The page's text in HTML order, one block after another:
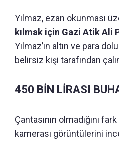
Yılmaz, ezan okunması
kılmak için Gazi Atik Ali
Yılmaz’ın altın ve para
belirsiz kişi tarafından
450 BİN LİRASI
Çantasının olmadığını
kamerası görüntülerini